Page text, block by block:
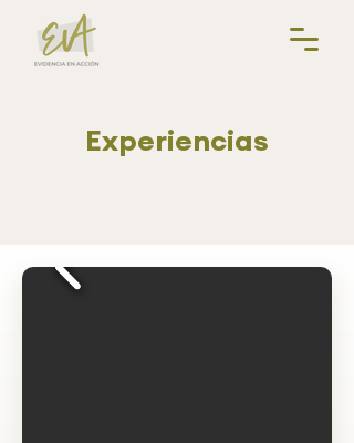
Experiencias